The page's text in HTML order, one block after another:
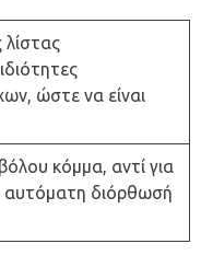
ώστε να είναι
κόμμα, αντί για
αυτόματη διόρθωσή